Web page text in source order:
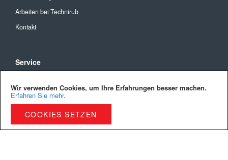
Wir verwenden Cookies, um Ihre Erfahrungen besser machen.
Erfahren Sie mehr.
COOKIES SETZEN
Arbeiten bei Technirub
Kontakt
Service
Versandkosten und Lieferung
Privacy Policy